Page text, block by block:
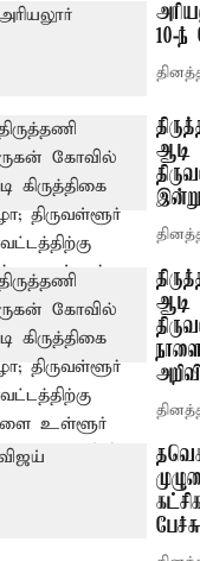
10-ந்
ஆடி
ஆடி
பேச்சு